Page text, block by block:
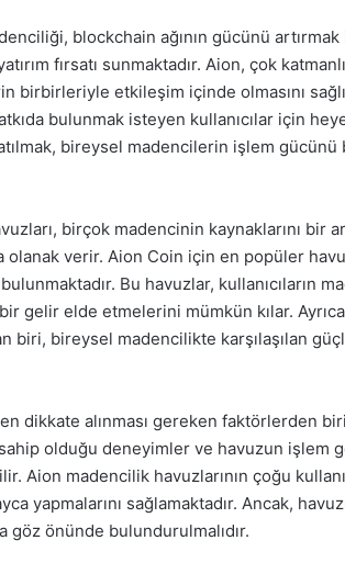
blockchain ağının gücünü
fırsatı sunmaktadır. Aion, çok
birbirleriyle etkileşim içinde olmasını
bulunmak isteyen kullanıcılar için
bireysel madencilerin işlem gücünü
birçok madencinin kaynaklarını bir
olanak verir. Aion Coin için en popüler
Bu havuzlar, kullanıcıların
gelir elde etmelerini mümkün kılar.
biri, bireysel madencilikte karşılaşılan
dikkate alınması gereken faktörlerden
sahip olduğu deneyimler ve havuzun
Aion madencilik havuzlarının çoğu
yapmalarını sağlamaktadır. Ancak,
göz önünde bulundurulmalıdır.